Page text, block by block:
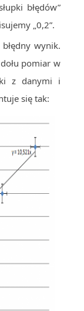
błędów”
„0,2”.
wynik.
pomiar w
z danymi i
się tak: